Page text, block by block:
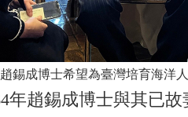
趙錫成博士希望為臺灣培育海洋
趙錫成博士與其已